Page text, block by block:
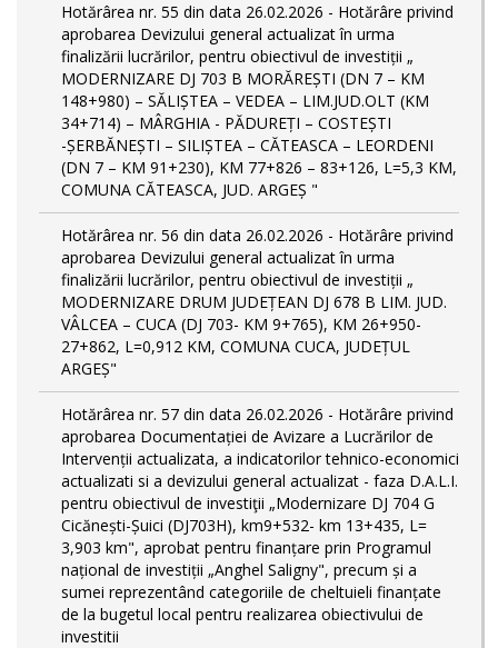
Hotărârea nr. 55 din data 26.02.2026 - Hotărâre privind
aprobarea Devizului general actualizat în urma
finalizării lucrărilor, pentru obiectivul de investiții „
MODERNIZARE DJ 703 B MORĂREȘTI (DN 7 – KM
148+980) – SĂLIȘTEA – VEDEA – LIM.JUD.OLT (KM
34+714) – MÂRGHIA - PĂDUREȚI – COSTEȘTI
-ȘERBĂNEȘTI – SILIȘTEA – CĂTEASCA – LEORDENI
(DN 7 – KM 91+230), KM 77+826 – 83+126, L=5,3 KM,
COMUNA CĂTEASCA, JUD. ARGEȘ "
Hotărârea nr. 56 din data 26.02.2026 - Hotărâre privind
aprobarea Devizului general actualizat în urma
finalizării lucrărilor, pentru obiectivul de investiții „
MODERNIZARE DRUM JUDEȚEAN DJ 678 B LIM. JUD.
VÂLCEA – CUCA (DJ 703- KM 9+765), KM 26+950-
27+862, L=0,912 KM, COMUNA CUCA, JUDEȚUL
ARGEȘ"
Hotărârea nr. 57 din data 26.02.2026 - Hotărâre privind
aprobarea Documentației de Avizare a Lucrărilor de
Intervenții actualizata, a indicatorilor tehnico-economici
actualizati si a devizului general actualizat - faza D.A.L.I.
pentru obiectivul de investiţii „Modernizare DJ 704 G
Cicănești-Șuici (DJ703H), km9+532- km 13+435, L=
3,903 km", aprobat pentru finanțare prin Programul
național de investiții „Anghel Saligny", precum și a
sumei reprezentând categoriile de cheltuieli finanțate
de la bugetul local pentru realizarea obiectivului de
investitii